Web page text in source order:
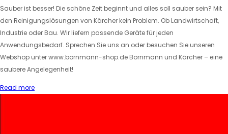
Sauber ist besser! Die schöne Zeit beginnt und alles soll sauber sein? Mit
den Reinigungslösungen von Kärcher kein Problem. Ob Landwirtschaft,
Industrie oder Bau. Wir liefern passende Geräte für jeden
Anwendungsbedarf. Sprechen Sie uns an oder besuchen Sie unseren
Webshop unter www.bornmann-shop.de Bornmann und Kärcher – eine
saubere Angelegenheit!
Read more